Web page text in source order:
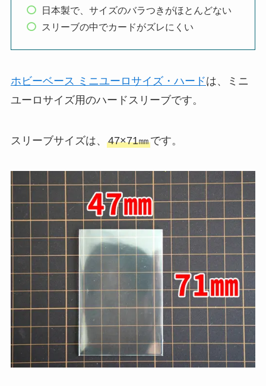
日本製で、サイズのバラつきがほとんどない
スリーブの中でカードがズレにくい
ホビーベース ミニユーロサイズ・ハードは、ミニ
ユーロサイズ用のハードスリーブです。
スリーブサイズは、 47×71㎜です。